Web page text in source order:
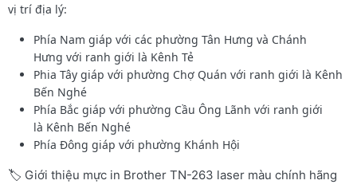
vị trí địa lý:
Phía Nam giáp với các phường Tân Hưng và Chánh
Hưng với ranh giới là Kênh Tẻ
Phia Tây giáp với phường Chợ Quán với ranh giới là Kênh
Bến Nghé
Phía Bắc giáp với phường Cầu Ông Lãnh với ranh giới
là Kênh Bến Nghé
Phía Đông giáp với phường Khánh Hội
🏷️ Giới thiệu mực in Brother TN-263 laser màu chính hãng